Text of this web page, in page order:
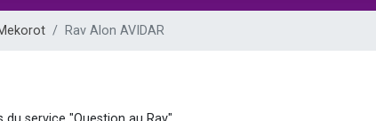
Rav Alon AVIDAR